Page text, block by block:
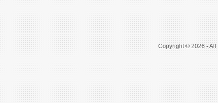
Copyright © 2026 - All